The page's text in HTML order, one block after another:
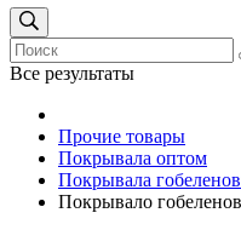
Все результаты
Прочие товары
Покрывала оптом
Покрывала
Покрывало